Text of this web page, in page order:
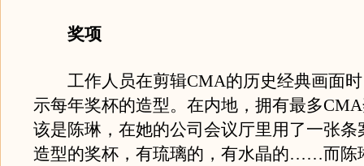
奖项
工作人员在剪辑CMA的历史经典画面时
示每年奖杯的造型。在内地，拥有最多
该是陈琳，在她的公司会议厅里用了一张条
造型的奖杯，有琉璃的，有水晶的……而陈